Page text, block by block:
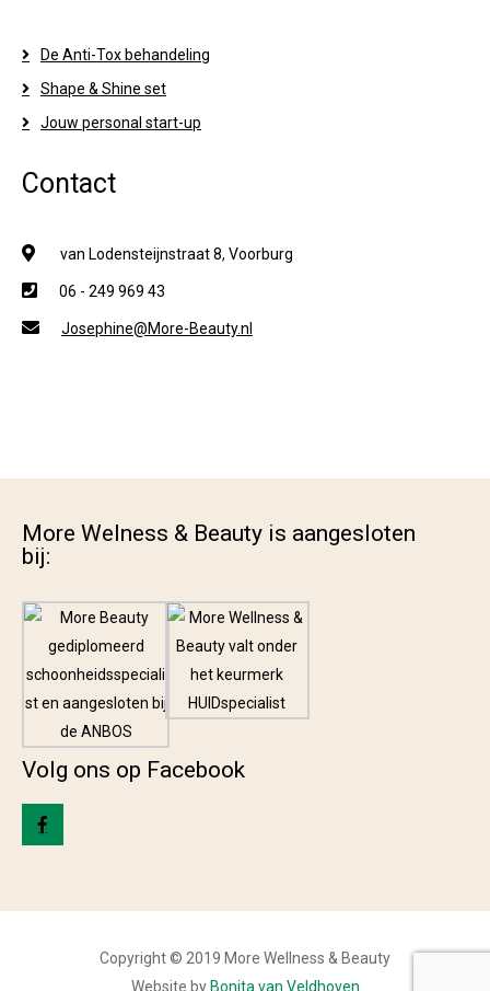
De Anti-Tox behandeling
Shape & Shine set
Jouw personal start-up
Contact
van Lodensteijnstraat 8, Voorburg
06 - 249 969 43
Josephine@More-Beauty.nl
More Welness & Beauty is aangesloten
bij:
Volg ons op Facebook
Copyright © 2019 More Wellness & Beauty
Website by Bonita van Veldhoven